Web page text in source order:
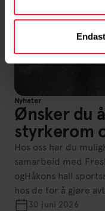
Nyheter
Ønsker du
styrkerom
Hos oss har du
samarbeid med
ogHåkons hall
hos de for å gjøre
30 juni 2026